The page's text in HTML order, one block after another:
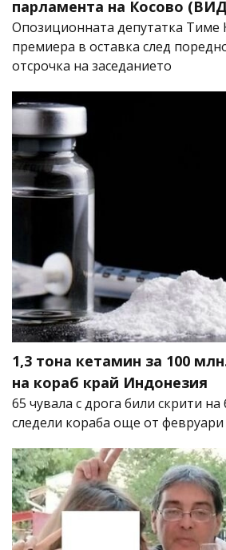
парламента на Косово
Опозиционната депутатка Тиме
премиера в оставка след
отсрочка на заседанието
1,3 тона кетамин за 100
на кораб край Индонезия
65 чувала с дрога били скрити
следели кораба още от февруари